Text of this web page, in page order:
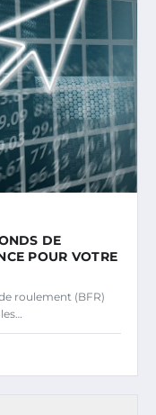
DE
POUR VOTRE
roulement (BFR)